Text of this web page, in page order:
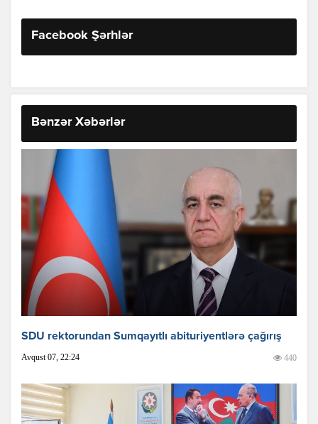
Facebook Şərhlər
Bənzər Xəbərlər
SDU rektorundan Sumqayıtlı abituriyentlərə çağırış
Avqust 07, 22:24 440